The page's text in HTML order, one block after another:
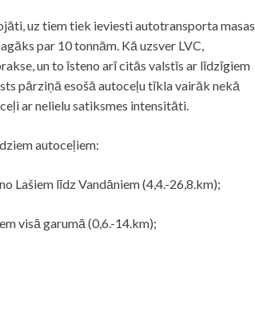
uz tiem tiek ieviesti autotransporta masas
par 10 tonnām. Kā uzsver LVC,
un to īsteno arī citās valstīs ar līdzīgiem
pārziņā esošā autoceļu tīkla vairāk nekā
ar nelielu satiksmes intensitāti.
autoceļiem:
Lašiem līdz Vandāniem (4,4.-26,8.km);
visā garumā (0,6.-14.km);